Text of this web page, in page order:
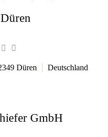
Düren Deutschland
GmbH